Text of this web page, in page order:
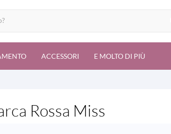
ACCESSORI E MOLTO DI PIÙ
Rossa Miss